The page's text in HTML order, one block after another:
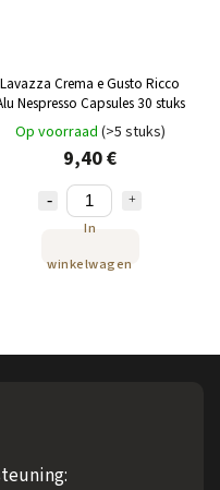
Lavazza Crema e Gusto Ricco
Nespresso Capsules 30 stuks
Op voorraad (>5 stuks)
9,40 €
In
winkelwagen